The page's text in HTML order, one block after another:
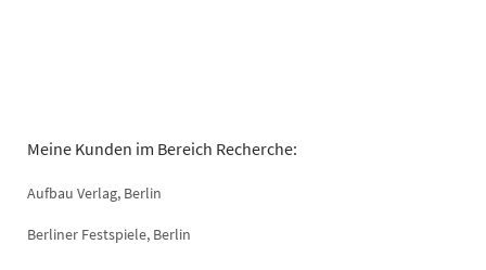
Meine Kunden im Bereich Recherche:
Aufbau Verlag, Berlin
Berliner Festspiele, Berlin